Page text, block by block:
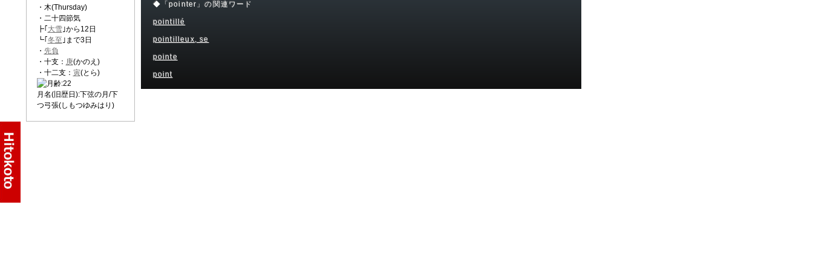
・木(Thursday)
・二十四節気
┣｢ 大雪｣から12日
┗｢ 冬至 ｣まで3日
・ 先負
・十支： 庚(かのえ)
・十二支： 寅(とら)
月名(旧歴日):下弦の月/下
つ弓張(しもつゆみはり)
◆「pointer」の関連ワード
pointillé
pointilleux, se
pointe
point